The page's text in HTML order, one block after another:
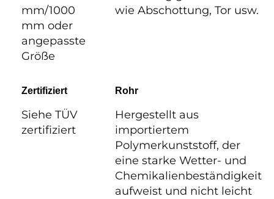
mm/1000
mm oder
angepasste
Größe
wie Abschottung, Tor usw.
Zertifiziert Rohr
Siehe TÜV
zertifiziert
Hergestellt aus
importiertem
Polymerkunststoff, der
eine starke Wetter- und
Chemikalienbeständigkeit
aufweist und nicht leicht